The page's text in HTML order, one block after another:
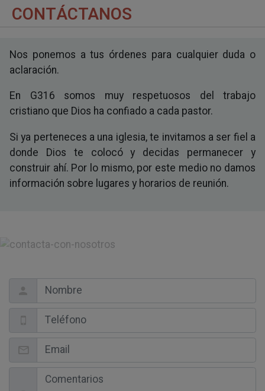
CONTÁCTANOS
Nos ponemos a tus órdenes para cualquier duda o
aclaración.
En G316 somos muy respetuosos del trabajo
cristiano que Dios ha confiado a cada pastor.
Si ya perteneces a una iglesia, te invitamos a ser fiel a
donde Dios te colocó y decidas permanecer y
construir ahí. Por lo mismo, por este medio no damos
información sobre lugares y horarios de reunión.